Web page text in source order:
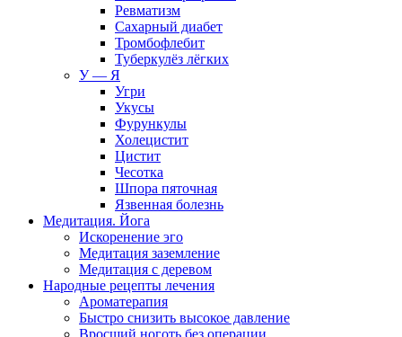
Ревматизм
Сахарный диабет
Тромбофлебит
Туберкулёз лёгких
У — Я
Угри
Укусы
Фурункулы
Холецистит
Цистит
Чесотка
Шпора пяточная
Язвенная болезнь
Медитация. Йога
Искоренение эго
Медитация заземление
Медитация с деревом
Народные рецепты лечения
Ароматерапия
Быстро снизить высокое давление
Вросший ноготь без операции